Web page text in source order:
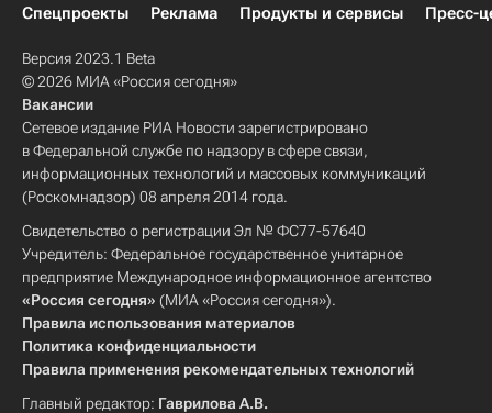
Спецпроекты
Реклама Продукты и сервисы Пресс-
Версия 2023.1 Beta
© 2026 МИА «Россия сегодня»
Вакансии
Сетевое издание РИА Новости зарегистрировано
в Федеральной службе по надзору в сфере связи,
информационных технологий и массовых коммуникаций
(Роскомнадзор) 08 апреля 2014 года.
Свидетельство о регистрации Эл № ФС77-57640
Учредитель: Федеральное государственное унитарное
предприятие Международное информационное агентство
«Россия сегодня» (МИА «Россия сегодня»).
Правила использования материалов
Политика конфиденциальности
Правила применения рекомендательных технологий
Главный редактор: Гаврилова А.В.